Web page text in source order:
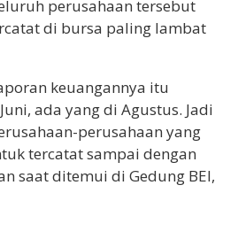
perusahaan tersebut
di bursa paling lambat
keuangannya itu
ada yang di Agustus. Jadi
perusahaan yang
tercatat sampai dengan
saat ditemui di Gedung BEI,